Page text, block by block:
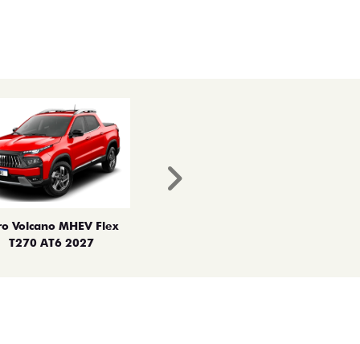
Volcano MHEV Flex
T270 AT6 2027
Próximo